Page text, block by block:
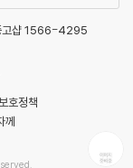
고샵 1566-4295
호정책
께